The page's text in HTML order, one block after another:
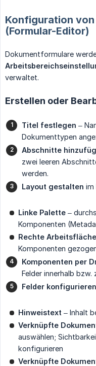
Konfiguration
(Formular-Editor)
Dokumentformulare
verwaltet.
Erstellen oder
Titel festlegen –
Dokumenttypen
Abschnitte
zwei leeren
werden.
Layout gestalten im
Linke Palette –
Komponenten
Rechte Arbeitsfläche
Komponenten
Komponenten per
Felder innerhalb
Felder konfigurieren
Hinweistext – Inhalt
Verknüpfte
auswählen;
konfigurieren
Verknüpfte